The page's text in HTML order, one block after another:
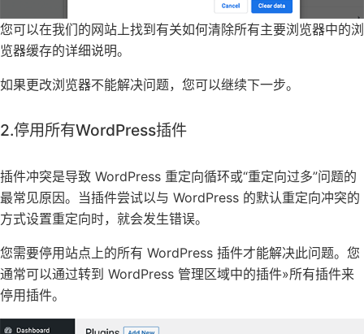
您可以在我们的网站上找到有关如何清除所有主要浏览器中的浏
览器缓存的详细说明。
如果更改浏览器不能解决问题，您可以继续下一步。
2.停用所有WordPress插件
插件冲突是导致 WordPress 重定向循环或“重定向过多”问题的
最常见原因。当插件尝试以与 WordPress 的默认重定向冲突的
方式设置重定向时，就会发生错误。
您需要停用站点上的所有 WordPress 插件才能解决此问题。您
通常可以通过转到 WordPress 管理区域中的插件»所有插件来
停用插件。